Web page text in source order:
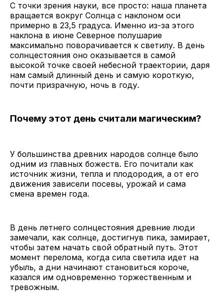
С точки зрения науки, все просто: наша планета
вращается вокруг Солнца с наклоном оси
примерно в 23,5 градуса. Именно из-за этого
наклона в июне Северное полушарие
максимально поворачивается к светилу. В день
солнцестояния оно оказывается в самой
высокой точке своей небесной траектории, даря
нам самый длинный день и самую короткую,
почти призрачную, ночь в году.
Почему этот день считали магическим?
У большинства древних народов солнце было
одним из главных божеств. Его почитали как
источник жизни, тепла и плодородия, а от его
движения зависели посевы, урожай и сама
смена времен года.
В день летнего солнцестояния древние люди
замечали, как солнце, достигнув пика, замирает,
чтобы затем начать свой обратный путь. Этот
момент перелома, когда сила светила идет на
убыль, а дни начинают становиться короче,
казался им одновременно торжественным и
тревожным.